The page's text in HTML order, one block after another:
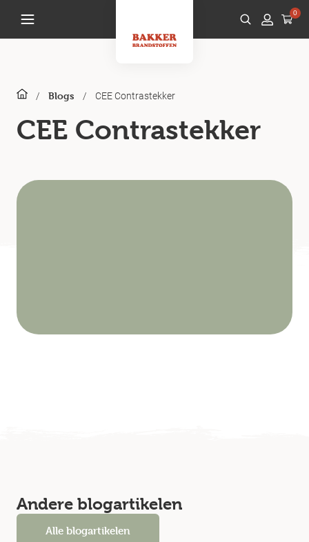
0
/ Blogs / CEE Contrastekker
CEE Contrastekker
Andere blogartikelen
Alle blogartikelen